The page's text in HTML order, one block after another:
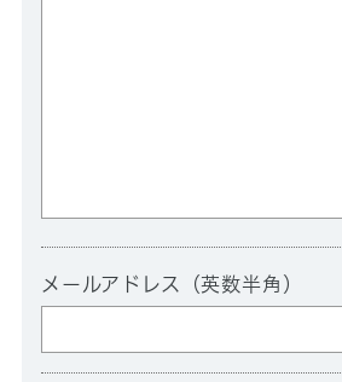
メールアドレス（英数半角）